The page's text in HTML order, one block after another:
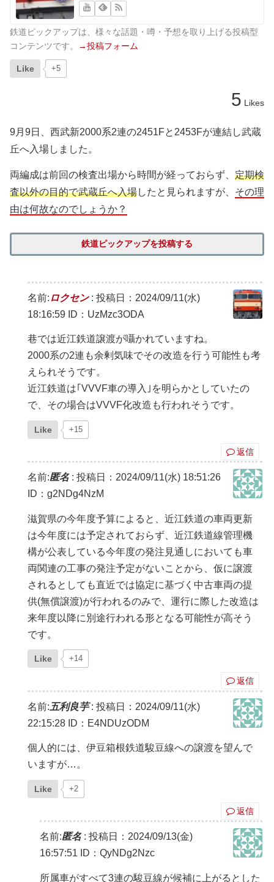
鉄道ピックアップは、様々な話題・噂・予想を取り上げる投稿型
コンテンツです。
→投稿フォーム
Like +5
5 Likes
9月9日、西武新2000系2連の2451Fと2453Fが連結し武蔵
丘へ入場しました。
両編成は前回の検査出場から時間が経っておらず、 定期検
査以外の目的で武蔵丘へ入場したと見られますが、 その理
由は何故なのでしょうか？
鉄道ピックアップを投稿する
名前: ロクセン: 投稿日：2024/09/11(水)
18:16:59 ID：UzMzc3ODA
巷では近江鉄道譲渡が囁かれていますね。
2000系の2連も余剰気味でその改造を行う可能性も考
えられそうです。
近江鉄道は｢VVVF車の導入｣を明らかとしていたの
で、その場合はVVVF化改造も行われそうです。
Like +15
返信
名前:匿名: 投稿日：2024/09/11(水) 18:51:26
ID：g2NDg4NzM
滋賀県の今年度予算によると、近江鉄道の車両更新
は今年度には予定されておらず、近江鉄道線管理機
構が公表している今年度の発注見通しにおいても車
両関連の工事の発注予定がないことから、仮に譲渡
されるとしても直近では協定に基づく中古車両の提
供(無償譲渡)が行われるのみで、運行に際した改造は
来年度以降に別途行われる形となる可能性が高そう
です。
Like +14
返信
名前: 五利良芋: 投稿日：2024/09/11(水)
22:15:28 ID：E4NDUzODM
個人的には、伊豆箱根鉄道駿豆線への譲渡を望んで
いますが…。
Like +2
返信
名前:匿名: 投稿日：2024/09/13(金)
16:57:51
ID：QyNDg2Nzc
所属車がすべて3連の駿豆線が候補に上がるとした